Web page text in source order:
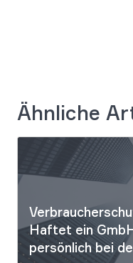
Ähnliche
Haftet ein
persönlich bei